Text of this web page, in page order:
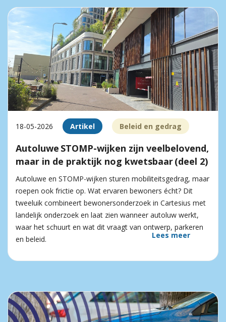
18-05-2026 Artikel Beleid en gedrag
Autoluwe STOMP-wijken zijn veelbelovend,
maar in de praktijk nog kwetsbaar (deel 2)
Autoluwe en STOMP-wijken sturen mobiliteitsgedrag, maar
roepen ook frictie op. Wat ervaren bewoners écht? Dit
tweeluik combineert bewonersonderzoek in Cartesius met
landelijk onderzoek en laat zien wanneer autoluw werkt,
waar het schuurt en wat dit vraagt van ontwerp, parkeren
en beleid.
Lees meer